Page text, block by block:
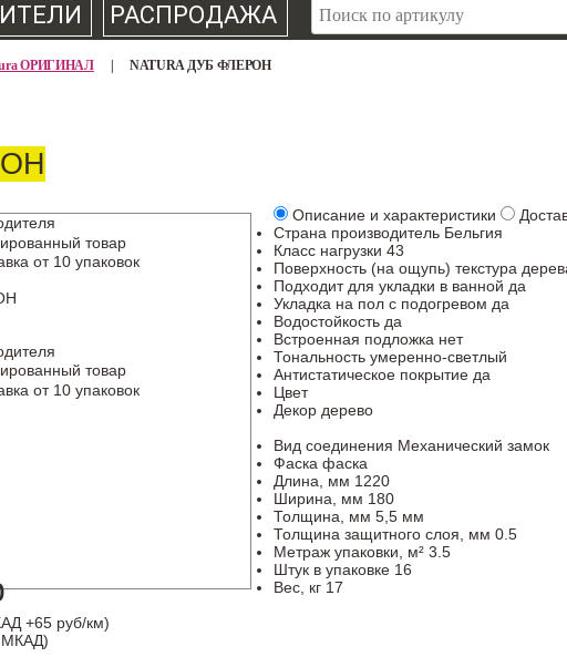
РАСПРОДАЖА
ОРИГИНАЛ NATURA ДУБ ФЛЕРОН
товар
от 10 упаковок
товар
от 10 упаковок
Описание и характеристики
Страна производитель Бельгия
Класс нагрузки 43
Поверхность (на ощупь) текстура
Подходит для укладки в ванной да
Укладка на пол c подогревом да
Водостойкость да
Встроенная подложка нет
Тональность умеренно-светлый
Антистатическое покрытие да
Цвет
Декор дерево
Вид соединения Механический замок
Фаска фаска
Длина, мм 1220
Ширина, мм 180
Толщина, мм 5,5 мм
Толщина защитного слоя, мм 0.5
Метраж упаковки, м² 3.5
Штук в упаковке 16
Вес, кг 17
+65 руб/км)
МКАД)